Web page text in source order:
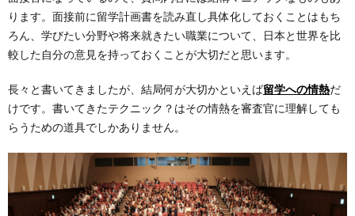
ります。面接前に留学計画書を読み直し具体化しておくことはもち
ろん、学びたい分野や将来就きたい職業について、日本と世界を比
較した自分の意見を持っておくことが大切だと思います。
長々と書いてきましたが、結局何が大切かといえば留学への情熱だ
けです。書いてきたテクニック？はその情熱を審査官に理解しても
らうための道具でしかありません。